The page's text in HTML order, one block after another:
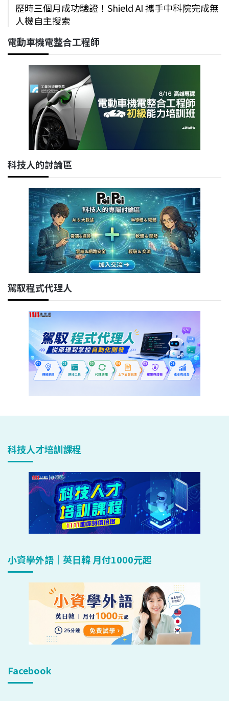
歷時三個月成功驗證！Shield AI 攜手中科院完成無
人機自主搜索
電動車機電整合工程師
科技人的討論區
駕馭程式代理人
科技人才培訓課程
小資學外語｜英日韓 月付1000元起
Facebook